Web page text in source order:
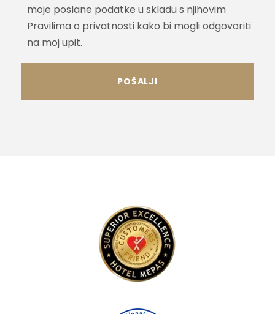
moje poslane podatke u skladu s njihovim
Pravilima o privatnosti kako bi mogli odgovoriti
na moj upit.